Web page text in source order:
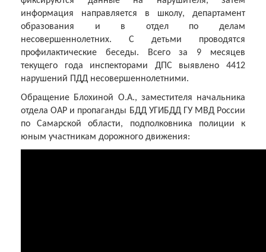
информация направляется в школу, департамент
образования и в отдел по делам
несовершеннолетних. С детьми проводятся
профилактические беседы. Всего за 9 месяцев
текущего года инспекторами ДПС выявлено 4412
нарушений ПДД несовершеннолетними.
Обращение Блохиной О.А., заместителя начальника
отдела ОАР и пропаганды БДД УГИБДД ГУ МВД России
по Самарской области, подполковника полиции к
юным участникам дорожного движения: